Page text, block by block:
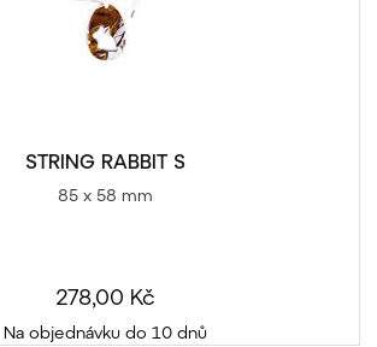
STRING RABBIT S
85 x 58 mm
278,00 Kč
Na objednávku do 10 dnů